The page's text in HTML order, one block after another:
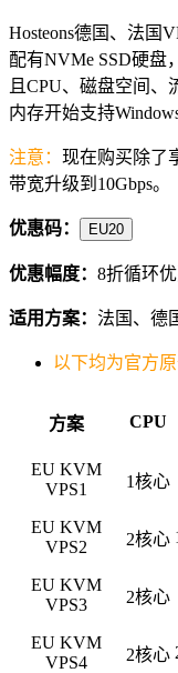
Hosteons德国、法国
配有NVMe SSD硬盘
且CPU、磁盘空间、
内存开始支持
注意： 现在购买除了
带宽升级到10Gbps。
优惠码： EU20
优惠幅度： 8折循环
适用方案： 法国、德
以下均为官方
方案 CPU
EU KVM
VPS1
1核心
EU KVM
VPS2
2核心
EU KVM
VPS3
2核心
EU KVM
VPS4
2核心